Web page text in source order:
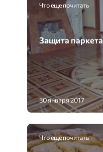
Что еще почитать
Защита паркета
30 января 2017
Что еще почитать